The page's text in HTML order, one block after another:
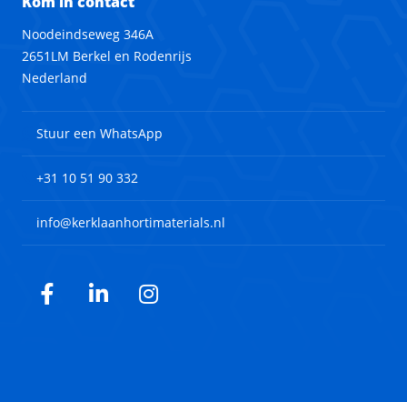
Noodeindseweg 346A
2651LM Berkel en Rodenrijs
Nederland
Stuur een WhatsApp
+31 10 51 90 332
info@kerklaanhortimaterials.nl
Facebook
LinkedInInstagram